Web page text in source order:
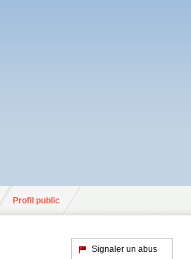
Profil public
Signaler un abus